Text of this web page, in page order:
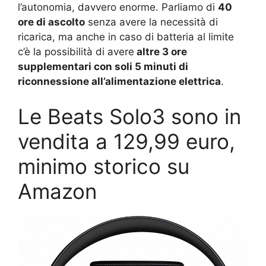
l’autonomia, davvero enorme. Parliamo di 40
ore di ascolto senza avere la necessità di
ricarica, ma anche in caso di batteria al limite
c’è la possibilità di avere altre 3 ore
supplementari con soli 5 minuti di
riconnessione all’alimentazione elettrica.
Le Beats Solo3 sono in
vendita a 129,99 euro,
minimo storico su
Amazon